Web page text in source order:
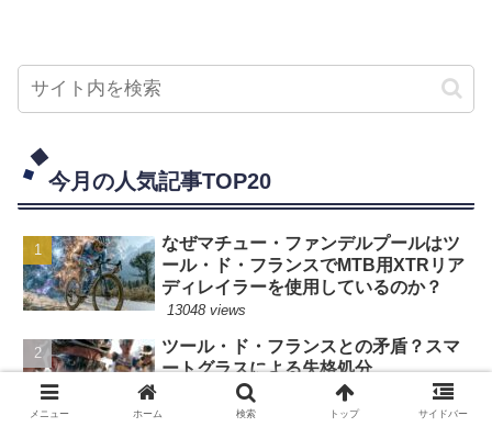
今月の人気記事TOP20
なぜマチュー・ファンデルプールはツ
ール・ド・フランスでMTB用XTRリア
ディレイラーを使用しているのか？
13048 views
ツール・ド・フランスとの矛盾？スマ
ートグラスによる失格処分
11383 views
メニュー ホーム 検索 トップ サイドバー